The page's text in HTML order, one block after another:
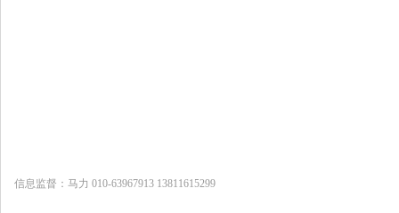
信息监督：马力 010-63967913 13811615299